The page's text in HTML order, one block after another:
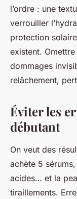
l’ordre : une
verrouiller
protection
existent. Omettre
dommages
relâchement,
Éviter les
débutant
On veut des
achète 5
acides… et la
tiraillements.